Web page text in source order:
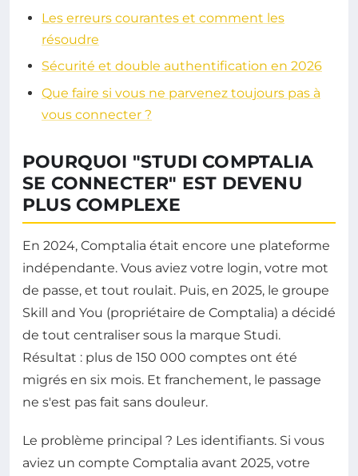
Les erreurs courantes et comment les
résoudre
Sécurité et double authentification en 2026
Que faire si vous ne parvenez toujours pas à
vous connecter ?
POURQUOI "STUDI COMPTALIA
SE CONNECTER" EST DEVENU
PLUS COMPLEXE
En 2024, Comptalia était encore une plateforme
indépendante. Vous aviez votre login, votre mot
de passe, et tout roulait. Puis, en 2025, le groupe
Skill and You (propriétaire de Comptalia) a décidé
de tout centraliser sous la marque Studi.
Résultat : plus de 150 000 comptes ont été
migrés en six mois. Et franchement, le passage
ne s'est pas fait sans douleur.
Le problème principal ? Les identifiants. Si vous
aviez un compte Comptalia avant 2025, votre